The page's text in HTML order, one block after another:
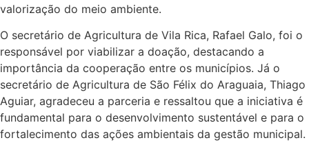
valorização do meio ambiente.
O secretário de Agricultura de Vila Rica, Rafael Galo, foi o
responsável por viabilizar a doação, destacando a
importância da cooperação entre os municípios. Já o
secretário de Agricultura de São Félix do Araguaia, Thiago
Aguiar, agradeceu a parceria e ressaltou que a iniciativa é
fundamental para o desenvolvimento sustentável e para o
fortalecimento das ações ambientais da gestão municipal.